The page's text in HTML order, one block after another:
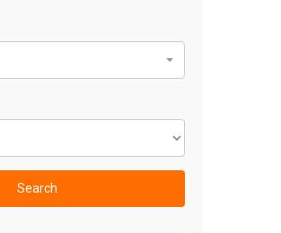
Search